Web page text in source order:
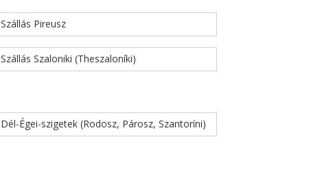
Szállás Pireusz
Szállás Szaloniki (Theszaloníki)
Dél-Égei-szigetek (Rodosz, Párosz, Szantoríni)